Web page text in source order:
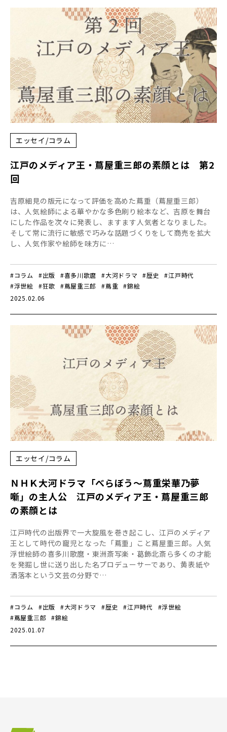
エッセイ/コラム
江戸のメディア王・蔦屋重三郎の素顔とは 第2
回
吉原細見の版元になって評価を高めた蔦重（蔦屋重三郎）
は、人気絵師による華やかな多色刷り絵本など、吉原を舞台
にした作品を次々に発表し、ますます人気者となりました。
そして常に流行に敏感で巧みな話題づくりをして商売を拡大
し、人気作家や絵師を味方に…
#コラム #出版 #喜多川歌麿 #大河ドラマ #歴史
#江戸時代
#浮世絵
#狂歌 #蔦屋重三郎 #蔦重
#錦絵
2025.02.06
エッセイ/コラム
ＮＨＫ大河ドラマ「べらぼう～蔦重栄華乃夢
噺」の主人公 江戸のメディア王・蔦屋重三郎
の素顔とは
江戸時代の出版界で一大旋風を巻き起こし、江戸のメディア
王として時代の寵児となった「蔦重」こと蔦屋重三郎。人気
浮世絵師の喜多川歌麿・東洲斎写楽・葛飾北斎ら多くの才能
を発掘し世に送り出した名プロデューサーであり、黄表紙や
洒落本という文芸の分野で…
#コラム #出版 #大河ドラマ #歴史 #江戸時代
#浮世絵
#蔦屋重三郎
#錦絵
2025.01.07